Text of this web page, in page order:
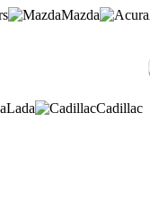
Mazda
Lada Cadillac